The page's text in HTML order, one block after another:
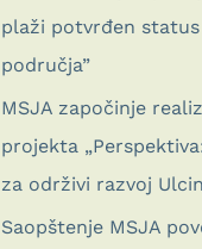
plaži potvrđen
područja”
MSJA započinje
projekta
za održivi razvoj
Saopštenje MSJA